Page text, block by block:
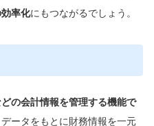
率化にもつながるでしょう。
の会計情報を管理する機能で
ータをもとに財務情報を一元